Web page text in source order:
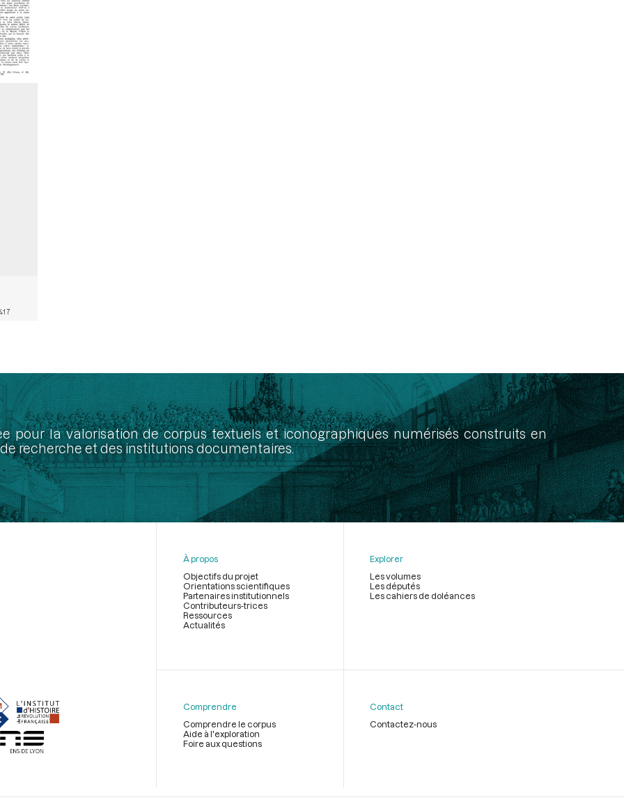
pour la valorisation de corpus textuels et iconographiques numérisés construits en
recherche et des institutions documentaires.
page
À propos
Objectifs du projet
Orientations scientifiques
Partenaires institutionnels
Contributeurs-trices
Ressources
Actualités
Explorer
Les volumes
Les députés
Les cahiers de doléances
Comprendre
Comprendre le corpus
Aide à l'exploration
Foire aux questions
Contact
Contactez-nous